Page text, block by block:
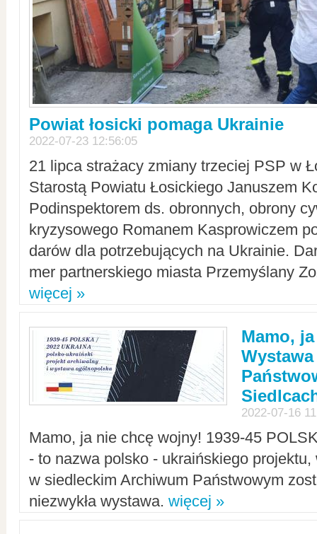
Powiat łosicki pomaga Ukrainie
2022-07-23 12:56:05
21 lipca strażacy zmiany trzeciej PSP w
Starostą Powiatu Łosickiego Januszem
Podinspektorem ds. obronnych, obrony
kryzysowego Romanem Kasprowiczem
darów dla potrzebujących na Ukrainie.
mer partnerskiego miasta Przemyślany
więcej »
Mamo,
2022-07-16
Mamo, ja nie chcę wojny! 1939-45
- to nazwa polsko - ukraińskiego
w siedleckim Archiwum Państwowym
niezwykła wystawa. więcej »